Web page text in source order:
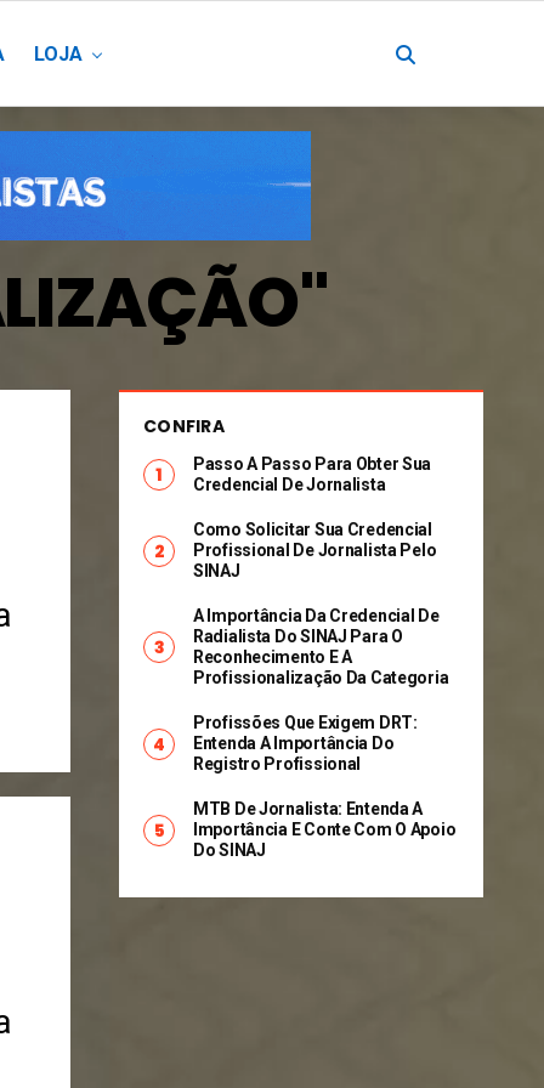
LOJA
CONFIRA
Passo A Passo Para Obter Sua
Credencial De Jornalista
Como Solicitar Sua Credencial
Profissional De Jornalista Pelo
SINAJ
A Importância Da Credencial De
Radialista Do SINAJ Para O
Reconhecimento E A
Profissionalização Da Categoria
Profissões Que Exigem DRT:
Entenda A Importância Do
Registro Profissional
MTB De Jornalista: Entenda A
Importância E Conte Com O Apoio
Do SINAJ